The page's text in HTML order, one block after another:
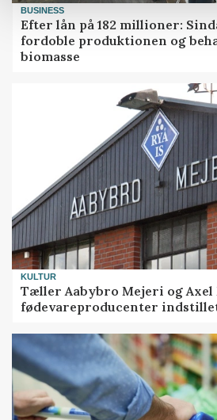
BUSINESS
Efter lån på 182 millioner:
fordoble produktionen og
biomasse
KULTUR
Tæller Aabybro Mejeri og Axel
fødevareproducenter